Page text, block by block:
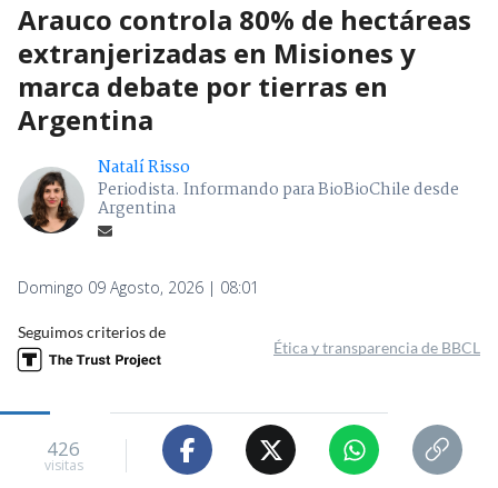
Arauco controla 80% de hectáreas
extranjerizadas en Misiones y
marca debate por tierras en
Argentina
Natalí Risso
Periodista. Informando para BioBioChile desde
Argentina
Domingo 09 Agosto, 2026 | 08:01
Seguimos criterios de
Ética y transparencia de BBCL
426
visitas